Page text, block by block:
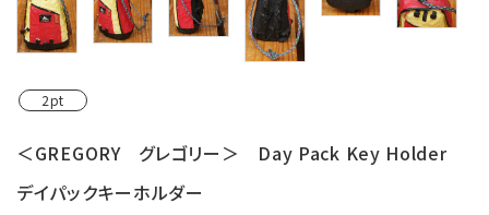
2pt
＜GREGORY グレゴリー＞ Day Pack Key Holder
デイパックキーホルダー